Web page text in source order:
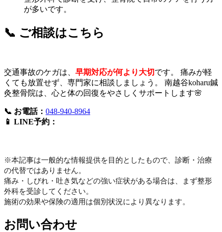
が多いです。
📞 ご相談はこちら
交通事故のケガは、 早期対応が何より大切です。 痛みが軽
くても放置せず、専門家に相談しましょう。 南越谷koharu鍼
灸整骨院は、心と体の回復をやさしくサポートします🌸
📞 お電話： 048-940-8964
📱 LINE予約：
※本記事は一般的な情報提供を目的としたもので、診断・治療
の代替ではありません。
痛み・しびれ・吐き気などの強い症状がある場合は、まず整形
外科を受診してください。
施術の効果や保険の適用は個別状況により異なります。
お問い合わせ